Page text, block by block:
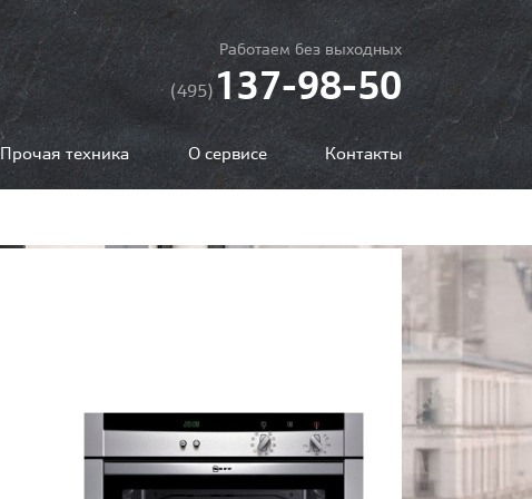
Работаем без выходных
(495)137-98-50
Прочая техника О сервисе Контакты